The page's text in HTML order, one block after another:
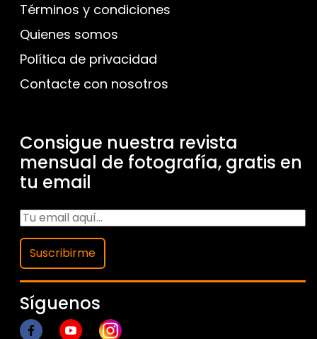
Términos y condiciones
Quienes somos
Política de privacidad
Contacte con nosotros
Consigue nuestra revista
mensual de fotografía, gratis en
tu email
Suscribirme
Síguenos